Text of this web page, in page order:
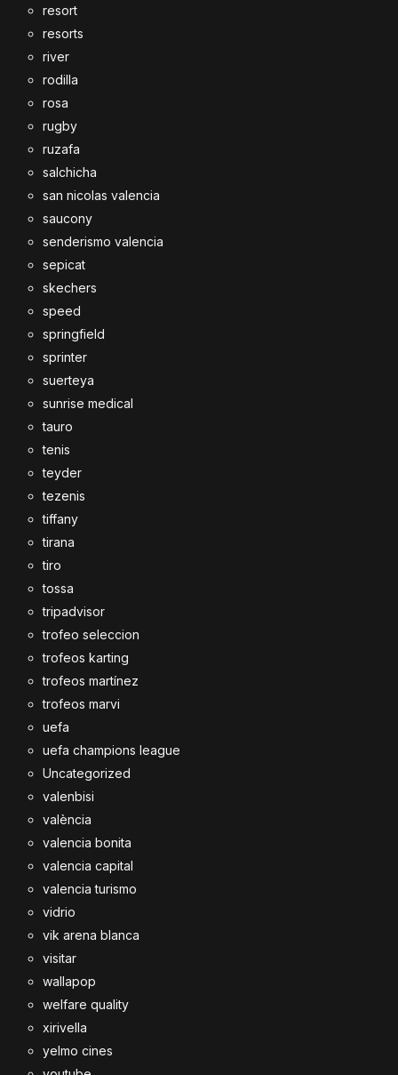
resort
resorts
river
rodilla
rosa
rugby
ruzafa
salchicha
san nicolas valencia
saucony
senderismo valencia
sepicat
skechers
speed
springfield
sprinter
suerteya
sunrise medical
tauro
tenis
teyder
tezenis
tiffany
tirana
tiro
tossa
tripadvisor
trofeo seleccion
trofeos karting
trofeos martínez
trofeos marvi
uefa
uefa champions league
Uncategorized
valenbisi
valència
valencia bonita
valencia capital
valencia turismo
vidrio
vik arena blanca
visitar
wallapop
welfare quality
xirivella
yelmo cines